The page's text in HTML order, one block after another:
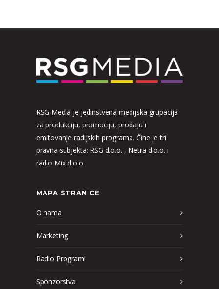
RSG Media je jedinstvena medijska grupacija
za produkciju, promociju, prodaju i
emitovanje radijskih programa. Čine je tri
pravna subjekta: RSG d.o.o. , Netra d.o.o. i
radio Mix d.o.o.
MAPA STRANICE
O nama
Marketing
Radio Programi
Sponzorstva